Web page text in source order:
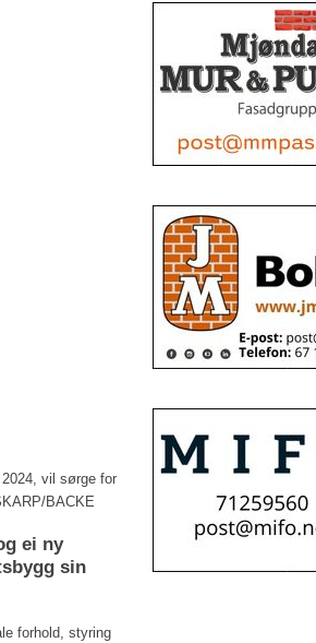
vil sørge for
BACKE
ei ny
sin
forhold, styring